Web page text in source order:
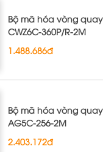
Bộ mã hóa vòng quay
CWZ6C‐360P/R‐2M
1.488.686đ
Bộ mã hóa vòng quay
AG5C‐256‐2M
2.403.172đ